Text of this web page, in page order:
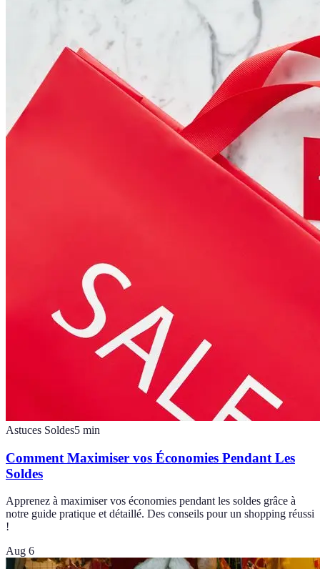
Astuces Soldes5 min
Comment Maximiser vos Économies Pendant Les
Soldes
Apprenez à maximiser vos économies pendant les soldes grâce à
notre guide pratique et détaillé. Des conseils pour un shopping réussi
!
Aug 6